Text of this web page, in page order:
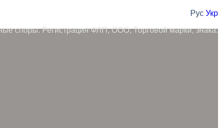
Рус Укр
споры. Регистрация ФЛП, ООО, Торговой марки, знака.